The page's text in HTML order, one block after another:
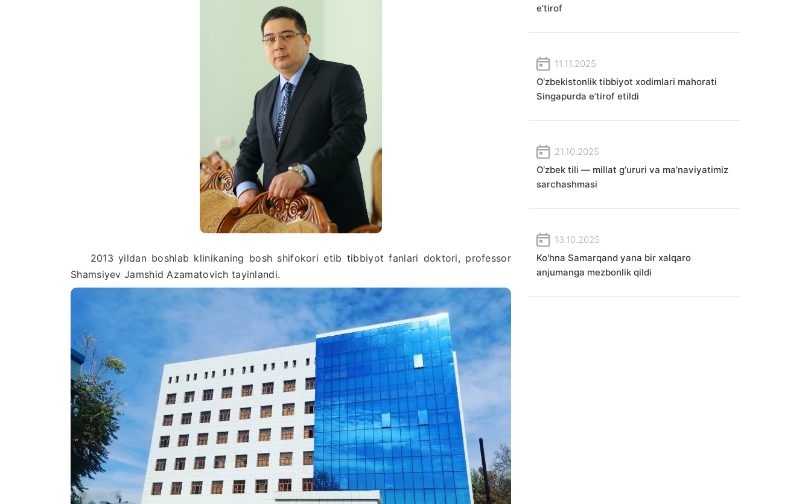
2013 yildan boshlab klinikaning bosh shifokori etib tibbiyot fanlari doktori, professor
Shamsiyev Jamshid Azamatovich tayinlandi.
e’tirof
11.11.2025
O‘zbekistonlik tibbiyot xodimlari mahorati
Singapurda e’tirof etildi
21.10.2025
O‘zbek tili — millat g‘ururi va ma’naviyatimiz
sarchashmasi
13.10.2025
Ko'hna Samarqand yana bir xalqaro
anjumanga mezbonlik qildi